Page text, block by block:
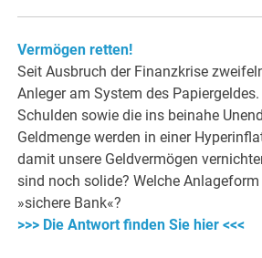
Vermögen retten!
Seit Ausbruch der Finanzkrise
Anleger am System des
Schulden sowie die ins beinahe
Geldmenge werden in einer
damit unsere Geldvermögen
sind noch solide? Welche
»sichere Bank«?
>>> Die Antwort finden Sie hier <<<